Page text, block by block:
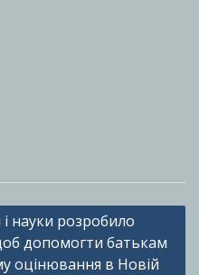
і науки розробило
допомогти батькам
оцінювання в Новій